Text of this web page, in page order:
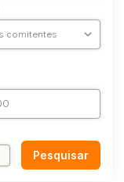
Pesquisar